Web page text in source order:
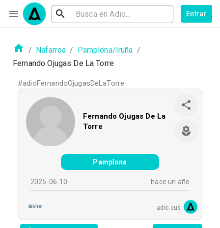
Entrar
/ Nafarroa / Pamplona/Iruña /
Fernando Ojugas De La Torre
#adioFernandoOjugasDeLaTorre
Fernando Ojugas De La
Torre
Pamplona
2025-06-10 hace un año
adio.eus